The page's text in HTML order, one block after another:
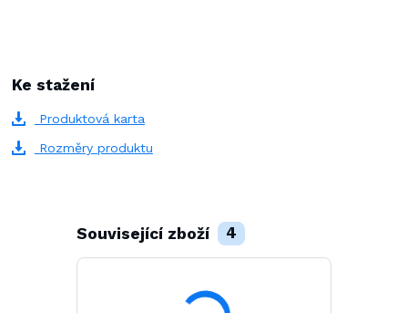
Ke stažení
Produktová karta
Rozměry produktu
Související zboží 4